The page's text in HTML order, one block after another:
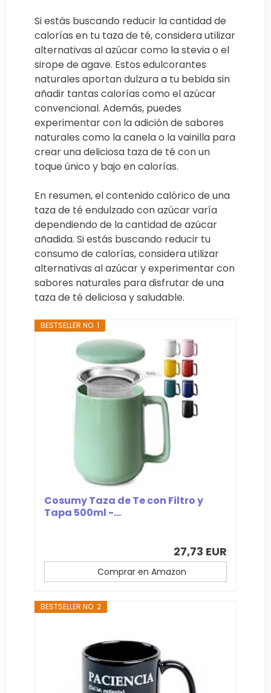
Si estás buscando reducir la cantidad de
calorías en tu taza de té, considera utilizar
alternativas al azúcar como la stevia o el
sirope de agave. Estos edulcorantes
naturales aportan dulzura a tu bebida sin
añadir tantas calorías como el azúcar
convencional. Además, puedes
experimentar con la adición de sabores
naturales como la canela o la vainilla para
crear una deliciosa taza de té con un
toque único y bajo en calorías.
En resumen, el contenido calórico de una
taza de té endulzado con azúcar varía
dependiendo de la cantidad de azúcar
añadida. Si estás buscando reducir tu
consumo de calorías, considera utilizar
alternativas al azúcar y experimentar con
sabores naturales para disfrutar de una
taza de té deliciosa y saludable.
BESTSELLER NO. 1
Cosumy Taza de Te con Filtro y
Tapa 500ml -...
27,73 EUR
Comprar en Amazon
BESTSELLER NO. 2